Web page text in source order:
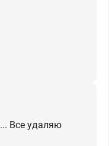
Все удаляю